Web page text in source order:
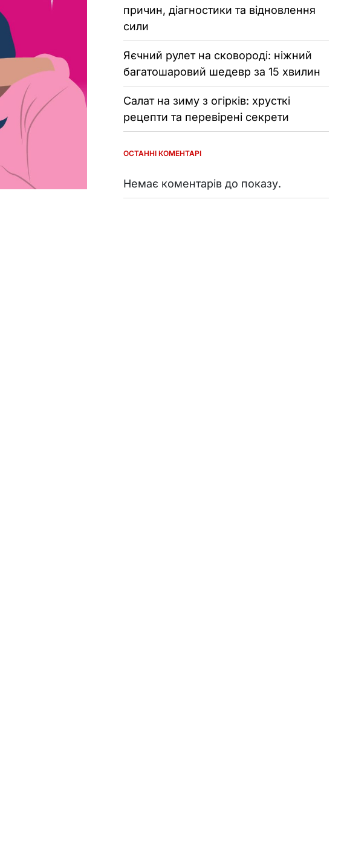
причин, діагностики та відновлення
сили
Яєчний рулет на сковороді: ніжний
багатошаровий шедевр за 15 хвилин
Салат на зиму з огірків: хрусткі
рецепти та перевірені секрети
ОСТАННІ КОМЕНТАРІ
Немає коментарів до показу.